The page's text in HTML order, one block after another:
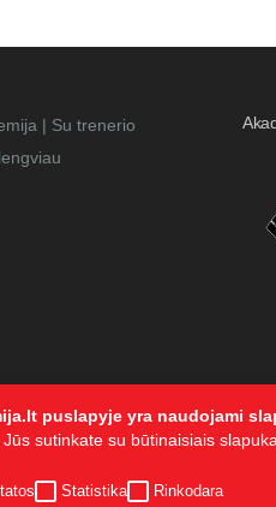
| Su trenerio
puslapyje yra naudojami
sutinkate su būtinaisiais
Statistika Rinkodara